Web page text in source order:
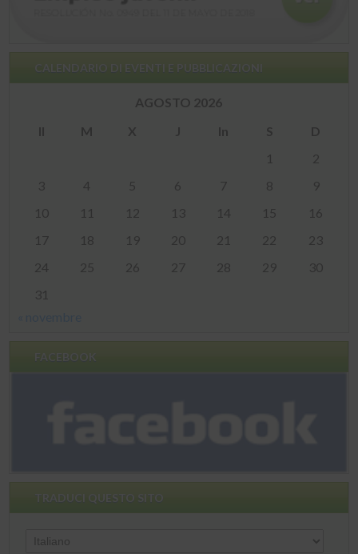
CALENDARIO DI EVENTI E PUBBLICAZIONI
AGOSTO 2026
Il
M X J In S
D
1
2
3
4 5 6 7 8
9
10
11 12 13 14 15
16
17
18 19 20 21 22
23
24
25 26 27 28 29
30
31
FACEBOOK
TRADUCI QUESTO SITO